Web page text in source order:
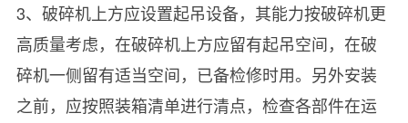
3、破碎机上方应设置起吊设备，其能力按破碎机更
高质量考虑，在破碎机上方应留有起吊空间，在破
碎机一侧留有适当空间，已备检修时用。另外安装
之前，应按照装箱清单进行清点，检查各部件在运